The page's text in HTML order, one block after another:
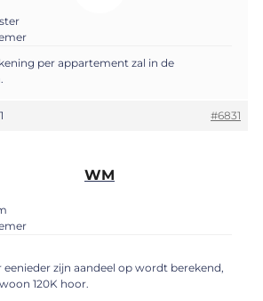
per appartement zal in de
#6831
WM
zijn aandeel op wordt berekend,
120K hoor.